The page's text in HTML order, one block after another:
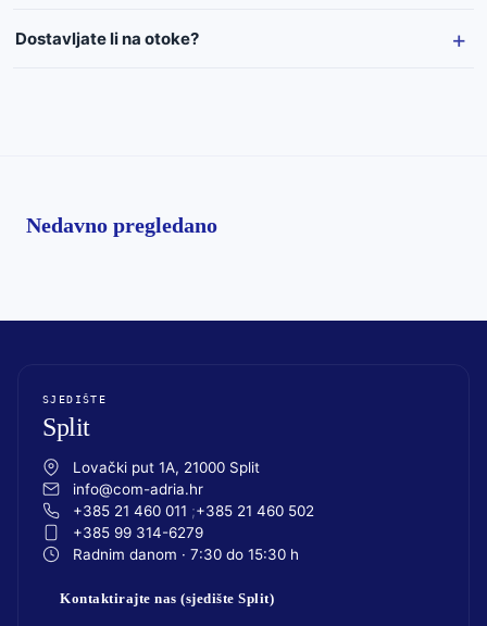
Dostavljate li na otoke?
Nedavno pregledano
SJEDIŠTE
Split
Lovački put 1A, 21000 Split
info@com-adria.hr
+385 21 460 011
+385 21 460 502
+385 99 314-6279
Radnim danom · 7:30 do 15:30 h
Kontaktirajte nas (sjedište Split)